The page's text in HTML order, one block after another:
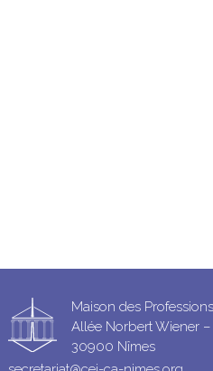
Maison des
Allée Norbert Wiener
30900 Nîmes